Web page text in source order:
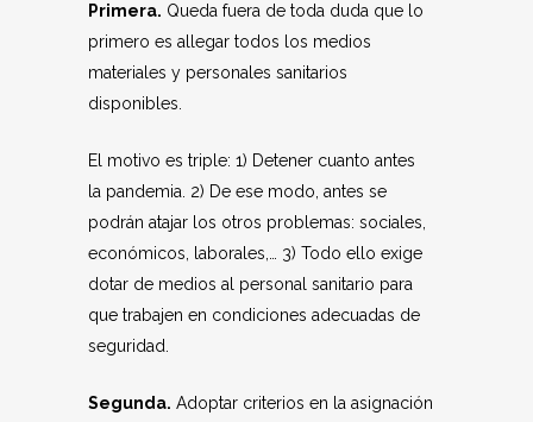
Primera. Queda fuera de toda duda que lo
primero es allegar todos los medios
materiales y personales sanitarios
disponibles.
El motivo es triple: 1) Detener cuanto antes
la pandemia. 2) De ese modo, antes se
podrán atajar los otros problemas: sociales,
económicos, laborales,… 3) Todo ello exige
dotar de medios al personal sanitario para
que trabajen en condiciones adecuadas de
seguridad.
Segunda. Adoptar criterios en la asignación